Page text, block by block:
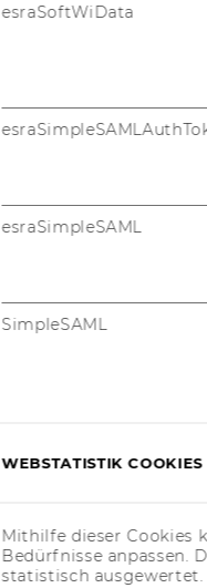
esraSoftWiData
esraSimpleSAML
SimpleSAML
WEBSTATISTIK
Mithilfe dieser Cookies
Bedürfnisse anpassen.
statistisch ausgewertet.